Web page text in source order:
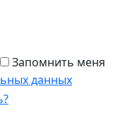
Запомнить меня
данных